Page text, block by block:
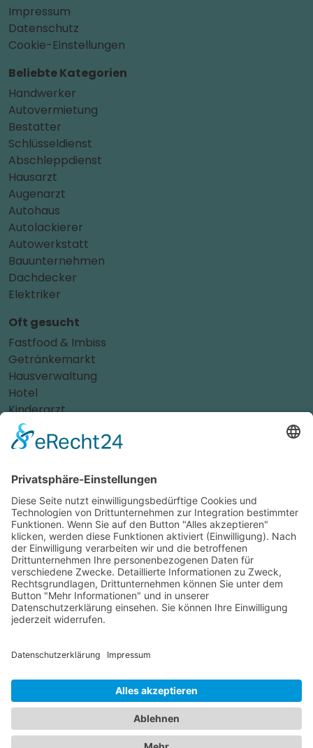
Impressum
Datenschutz
Cookie-Einstellungen
Beliebte Kategorien
Handwerker
Autovermietung
Bestatter
Schlüsseldienst
Abschleppdienst
Hausarzt
Augenarzt
Autohaus
Autolackierer
Autowerkstatt
Bauunternehmen
Dachdecker
Elektriker
Oft gesucht
Fastfood & Imbiss
Getränkemarkt
Hausverwaltung
Hotel
Kinderarzt
Personalvermittler
Weitere Sportvereine
Zahnarzt
Tennis
Tankstelle
Tierbedarf
Parken
Für Ihr Unternehmen
Sichern Sie sich die Vorteile vondas ist nah! Mit uns
erreichen Sie neue Kunden und bleiben Ihren
Bestandskunden in guter Erinnerung.
Schon ab günstigen 29,- € im Monat.
Jetzt informieren